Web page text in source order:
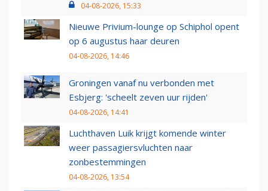
04-08-2026, 15:33
Nieuwe Privium-lounge op Schiphol opent
op 6 augustus haar deuren
04-08-2026, 14:46
Groningen vanaf nu verbonden met
Esbjerg: 'scheelt zeven uur rijden'
04-08-2026, 14:41
Luchthaven Luik krijgt komende winter
weer passagiersvluchten naar
zonbestemmingen
04-08-2026, 13:54